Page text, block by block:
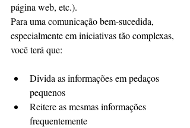
página web, etc.).
Para uma comunicação bem-sucedida,
especialmente em iniciativas tão complexas,
você terá que:
Divida as informações em pedaços
pequenos
Reitere as mesmas informações
frequentemente